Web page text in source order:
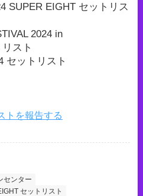
SUPER EIGHT セットリス
2024 in
スト
セットリスト
トを報告する
センター
セットリスト